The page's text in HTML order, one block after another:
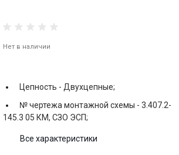
Нет в наличии
Цепность - Двухцепные;
№ чертежа монтажной схемы - 3.407.2-
145.3 05 КМ, СЗО ЭСП;
Все характеристики